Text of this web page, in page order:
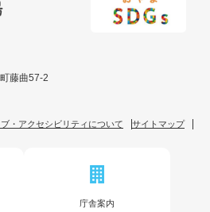
藤曲57-2
・アクセシビリティについて
サイトマップ
庁舎案内